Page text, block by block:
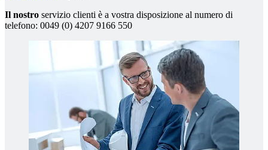
Il nostro servizio clienti è a vostra disposizione al numero di
telefono: 0049 (0) 4207 9166 550